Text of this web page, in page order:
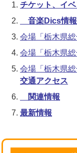
チケット、イ
音楽Dics情報
会場「栃木県総
会場「栃木県総
会場「栃木県
交通アクセス
関連情報
最新情報